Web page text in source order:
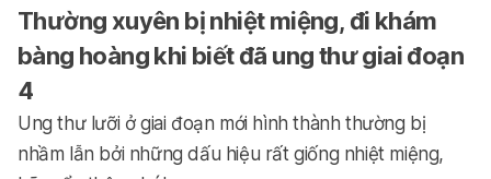
Thường xuyên bị nhiệt miệng, đi khám
bàng hoàng khi biết đã ung thư giai đoạn
4
Ung thư lưỡi ở giai đoạn mới hình thành thường bị
nhầm lẫn bởi những dấu hiệu rất giống nhiệt miệng,